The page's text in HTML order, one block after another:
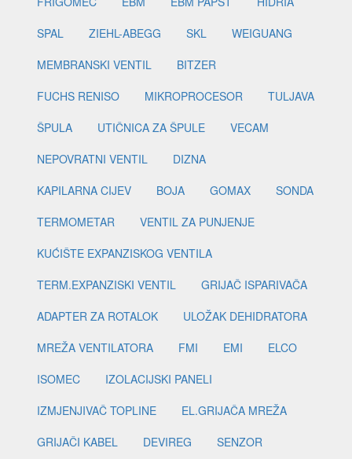
SPAL
ZIEHL-ABEGG SKL
WEIGUANG
MEMBRANSKI VENTIL
BITZER
FUCHS RENISO
MIKROPROCESOR
TULJAVA
ŠPULA
UTIČNICA ZA ŠPULE
VECAM
NEPOVRATNI VENTIL
DIZNA
KAPILARNA CIJEV
BOJA GOMAX
SONDA
TERMOMETAR
VENTIL ZA PUNJENJE
KUĆIŠTE EXPANZISKOG VENTILA
TERM.EXPANZISKI VENTIL
GRIJAČ ISPARIVAČA
ADAPTER ZA ROTALOK
ULOŽAK DEHIDRATORA
MREŽA VENTILATORA
FMI EMI
ELCO
ISOMEC
IZOLACIJSKI PANELI
IZMJENJIVAČ TOPLINE
EL.GRIJAČA MREŽA
GRIJAČI KABEL
DEVIREG
SENZOR